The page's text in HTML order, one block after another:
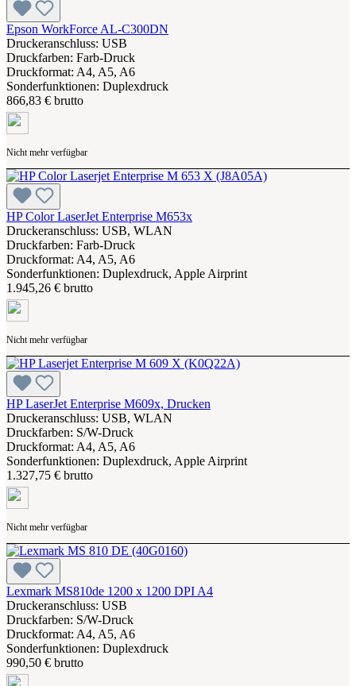
Epson WorkForce AL-C300DN
Druckeranschluss: USB
Druckfarben: Farb-Druck
Druckformat: A4, A5, A6
Sonderfunktionen: Duplexdruck
866,83 € brutto
Nicht mehr verfügbar
HP Color LaserJet Enterprise M653x
Druckeranschluss: USB, WLAN
Druckfarben: Farb-Druck
Druckformat: A4, A5, A6
Sonderfunktionen: Duplexdruck, Apple Airprint
1.945,26 € brutto
Nicht mehr verfügbar
HP LaserJet Enterprise M609x, Drucken
Druckeranschluss: USB, WLAN
Druckfarben: S/W-Druck
Druckformat: A4, A5, A6
Sonderfunktionen: Duplexdruck, Apple Airprint
1.327,75 € brutto
Nicht mehr verfügbar
Lexmark MS810de 1200 x 1200 DPI A4
Druckeranschluss: USB
Druckfarben: S/W-Druck
Druckformat: A4, A5, A6
Sonderfunktionen: Duplexdruck
990,50 € brutto